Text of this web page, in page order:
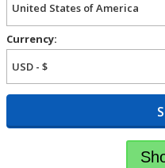
Currency: